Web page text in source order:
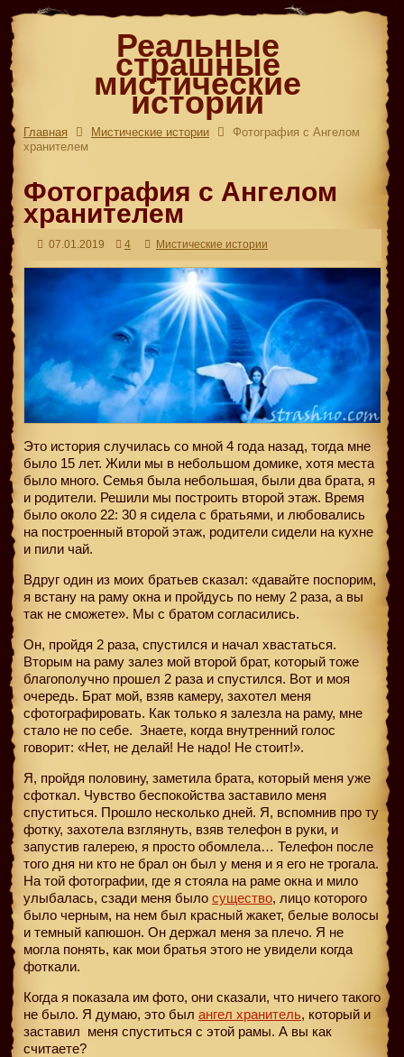
Реальные
страшные
мистические
истории
Главная Мистические истории
Фотография с Ангелом
хранителем
Фотография с Ангелом
хранителем
07.01.2019 4 Мистические истории
Это история случилась со мной 4 года назад, тогда мне
было 15 лет. Жили мы в небольшом домике, хотя места
было много. Семья была небольшая, были два брата, я
и родители. Решили мы построить второй этаж. Время
было около 22: 30 я сидела с братьями, и любовались
на построенный второй этаж, родители сидели на кухне
и пили чай.
Вдруг один из моих братьев сказал: «давайте поспорим,
я встану на раму окна и пройдусь по нему 2 раза, а вы
так не сможете». Мы с братом согласились.
Он, пройдя 2 раза, спустился и начал хвастаться.
Вторым на раму залез мой второй брат, который тоже
благополучно прошел 2 раза и спустился. Вот и моя
очередь. Брат мой, взяв камеру, захотел меня
сфотографировать. Как только я залезла на раму, мне
стало не по себе. Знаете, когда внутренний голос
говорит: «Нет, не делай! Не надо! Не стоит!».
Я, пройдя половину, заметила брата, который меня уже
сфоткал. Чувство беспокойства заставило меня
спуститься. Прошло несколько дней. Я, вспомнив про ту
фотку, захотела взглянуть, взяв телефон в руки, и
запустив галерею, я просто обомлела… Телефон после
того дня ни кто не брал он был у меня и я его не трогала.
На той фотографии, где я стояла на раме окна и мило
улыбалась, сзади меня было существо, лицо которого
было черным, на нем был красный жакет, белые волосы
и темный капюшон. Он держал меня за плечо. Я не
могла понять, как мои братья этого не увидели когда
фоткали.
Когда я показала им фото, они сказали, что ничего такого
не было. Я думаю, это был ангел хранитель, который и
заставил меня спуститься с этой рамы. А вы как
считаете?